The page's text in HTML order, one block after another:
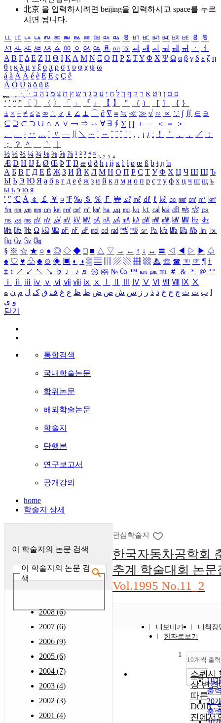
北京 을 입력하시려면 beijing을 입력하시고 space를 누르
시면 됩니다.
ㅥ ㅦ ㅧ ㅨ ㅩ ㅪ ㅫ ㅬ ㅭ ㅮ ㅯ ㅰ ㅱ ㅲ ㅳ ㅴ ㅵ ㅶ ㅷ ㅸ
ㅹ
ㅺ ㅻ ㅼ ㅽ ㅾ ㅿ ㆀ ㆁ ㆂ ㆃ ㆄ ㆅ ㆆ ㆇ ㆈ ㆉ ㆊ ㆋ ㆌ ㆍ
ㆎ
Α Β ΓΔ Ε Ζ Η Θ Ι ΚΛ Μ Ν Ξ Ο Π Ρ Σ ΤΥ Φ Χ Ψ Ω α β γ δ ε ζ η
θ ι κ λ μ ν ξ ο π ρ σ τ υ φ χ ψ ω
á à Á À é è É È ç Ç ê
Ä Ö Ü ä ö ü ß
ִֶֹ ֻּ ׁׂ פ ם ן ו ט א ר ק ף ך ל ח י ע כ ג ד ש ץ ת צ מ נ ה ב
‘ ’ “ ” 〔 〕 〈 〉 「 」 『 』 【 】 ＂ （ ） ［ ］ ｛ ｝
± × ÷ ≠ ≤ ≥ ∞ ∴ ♂ ♀ ∠ ⊥ ⌒ ∂ ∇ ≡ ≒ ≪ ≫ √ ∽ ∝ ∵ ∫ ∬ ∈ ∋
⊆ ⊇ ⊂ ⊃ ∪ ∩ ∧ ∨ ￢ ⇒ ⇔ ∀ ∃ ∮ ∑ ∏ ＋ － ＜ ＝
＞
、
。 · ‥ … ¨ 〃 ― ＼ ∼ ´ ～ ˇ ˘ ˝ ˚ ˙ ¸ ¡ ¿ ː ！ ＇ ， ． ／
：
；
？ ＾ ｀
½ ⅓ ⅔ ¼ ¾ ⅛ ⅜ ⅝ ⅞ ¹ ² ³ ⁴ ⁿ ₁ ₂ ₃ ₄
Æ Ð Ħ Ĳ Ł Ø Œ Þ Ŧ Ŋ æ đ ð ħ ı ĳ ĸ ŀ ł ø œ ß þ ŧ ŋ ŉ
А Б В Г Д Е Ё Ж З И Й К Л М Н О П Р С Т У Ф Х Ц Ч Ш Щ Ъ
Ы Ь Э Ю Я а б в г д е ё ж з и й к л м н о п р с т у ф х ц ч ш щ ъ
ы ь э ю я
′ ″ ℃ Å ￠ ￡ ￥ ¤ ℉ ‰ ＄ ％ Ｆ ￦ ㎕ ㎖ ㎗ ℓ ㎘ ㏄ ㎣ ㎤ ㎥ ㎦
㎙ ㎚ ㎛ ㎜ ㎝ ㎞ ㎟ ㎠ ㎡ ㎢ ㏊ ㎍ ㎎ ㎏ ㏏ ㎈ ㎉ ㏈ ㎧ ㎨ ㎰
㎱ ㎲ ㎳ ㎴ ㎵ ㎶ ㎷ ㎸ ㎹ ㎀ ㎁ ㎂ ㎃ ㎄ ㎺ ㎻ ㎽ ㎾ ㎿ ㎐ ㎑
㎒ ㎓ ㎔ Ω ㏀ ㏁ ㎊ ㎋ ㎌ ㏖ ㏅ ㎭ ㎮ ㎯ ㏛ ㎩ ㎪ ㎫ ㎬ ㏝ ㏐
㏓
㏃ ㏉ ㏜ ㏆
§ ※ ☆ ★ ○ ● ◎ ◇ ◆ □ ■ △ ▽ → ← ↑ ↓ ↔ 〓 ◁ ◀ ▷ ▶ ♤
♠ ♡ ♥ ♧ ♣ ⊙ ◈ ▣ ◐ ◑ ▒ ▤ ▨ ▧ ▦ ▩ ♨ ☏ ☎ ☜ ☞ ¶ †
‡ ↕ ↗ ↙ ↖ ↘ ♭ ♩ ♪ ♬ ㉿ ㈜ № ㏇ ™ ㏂ ㏘ ℡ ＃ ＆ ＊ ＠ ª º
ⅰ
ⅱ ⅲ ⅳ ⅴ ⅵ ⅶ ⅷ ⅸ ⅹ Ⅳ Ⅴ Ⅵ Ⅶ Ⅷ Ⅸ Ⅹ
ب ت ث ج ح خ د ذ ر ز س ش ص ض ط ظ ع غ ف ق ک ل م ن ه
و ی
닫기
통합검색
국내학술논문
학위논문
해외학술논문
학술지
단행본
연구보고서
공개강의
home
학술지 상세
이 학술지의 논문 검색
이 학술지의 논문 검
색
2008 (6)
2007 (6)
2006 (9)
2005 (6)
2004 (7)
2003 (4)
2002 (3)
2001 (4)
관심학술지
한국자동차공학회
추계 학술대회 논문
Vol.1995 No.11_2
내보내기
내책장
한자로보기
10개씩 출력
10
출
20
출
조회
1
스퀴시
상 변경
따른
DOHC
진에서